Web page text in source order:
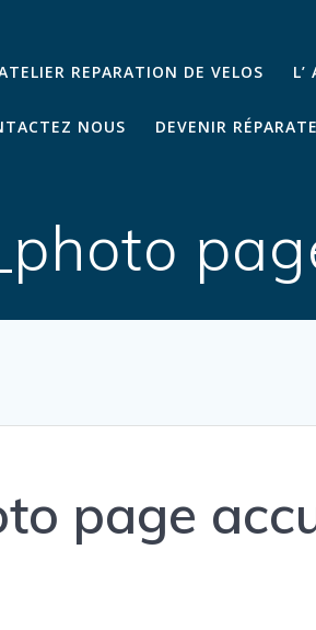
REPARATION DE VELOS L’
NOUS DEVENIR
page